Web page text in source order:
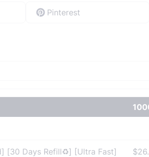
Pinterest
[30 Days Refill♻️] [Ultra Fast]